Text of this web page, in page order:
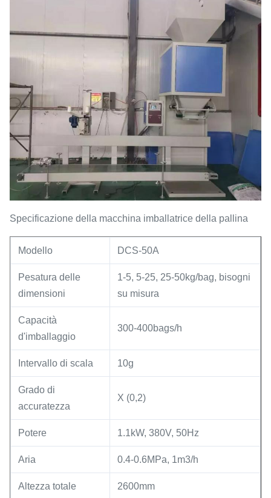
Specificazione della macchina imballatrice della pallina
Modello DCS-50A
Pesatura delle
dimensioni
1-5, 5-25, 25-50kg/bag, bisogni
su misura
Capacità
d'imballaggio
300-400bags/h
Intervallo di scala 10g
Grado di
accuratezza
X (0,2)
Potere 1.1kW, 380V, 50Hz
Aria 0.4-0.6MPa, 1m3/h
Altezza totale 2600mm